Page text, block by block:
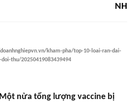
NH
kham-pha/top-10-loai-ran-dai-
thu/20250419083439494
Một nửa tổng lượng vaccine bị